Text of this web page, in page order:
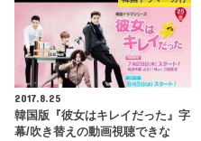
2017.8.25
韓国版『彼女はキレイだった』字
幕/吹き替えの動画視聴できな